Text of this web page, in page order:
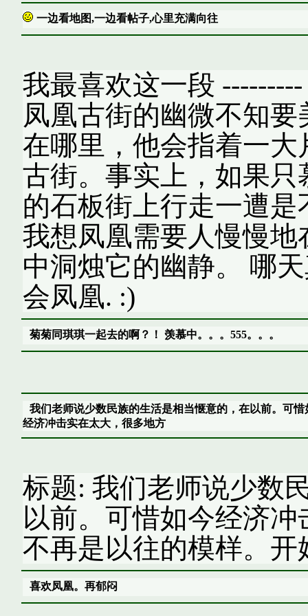
一边看地图,一边看帖子,心里充满向往
我最喜欢这一段
凤凰古街的幽微不知
在哪里，他会指着一
古街。事实上，如果
的石板街上行走一遭
我想凤凰需要人慢慢
中洞烛它的幽静。 哪
会凤凰. :)
菊菊同琪琪一起去的啊？！ 羡慕中。。。555。。。
我们老师说少数民族的生活是相当惬意的，在以前。可惜
经济冲击实在太大，很多地方
标题: 我们老师说少数
以前。可惜如今经济
不再是以往的模样。
喜欢凤凰。再郁闷